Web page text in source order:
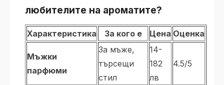
любителите на ароматите?
Характеристика За кого е Цена Оценка
Мъжки
парфюми
За мъже,
търсещи
стил
14-
182
лв
4.5/5